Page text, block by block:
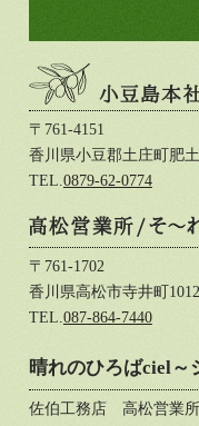
〒761-4151
香川県小豆郡土庄町肥
TEL.0879-62-0774
〒761-1702
香川県高松市寺井町
TEL.087-864-7440
晴れのひろばciel～
佐伯工務店 高松営業